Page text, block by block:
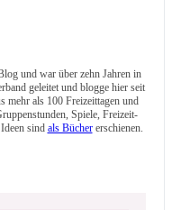
und war über zehn Jahren in
geleitet und blogge hier seit
mehr als 100 Freizeittagen und
Spiele, Freizeit-
sind als Büchererschienen.